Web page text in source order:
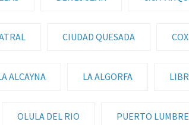
CIUDAD QUESADA COX
ALCAYNA LA ALGORFA
OLULA DEL RIO PUERTO